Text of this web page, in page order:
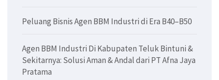
Peluang Bisnis Agen BBM Industri di Era B40–B50
Agen BBM Industri Di Kabupaten Teluk Bintuni &
Sekitarnya: Solusi Aman & Andal dari PT Afna Jaya
Pratama